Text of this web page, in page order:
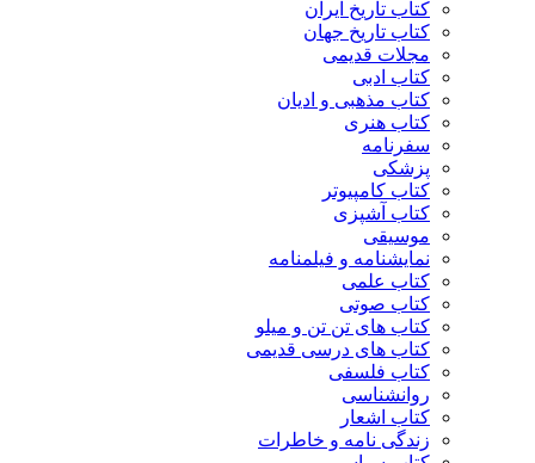
کتاب تاریخ ایران
کتاب تاریخ جهان
مجلات قدیمی
کتاب ادبی
کتاب مذهبی و ادیان
کتاب هنری
سفرنامه
پزشکی
کتاب کامپیوتر
کتاب آشپزی
موسیقی
نمایشنامه و فیلمنامه
کتاب علمی
کتاب صوتی
کتاب های تن تن و میلو
کتاب های درسی قدیمی
کتاب فلسفی
روانشناسی
کتاب اشعار
زندگی نامه و خاطرات